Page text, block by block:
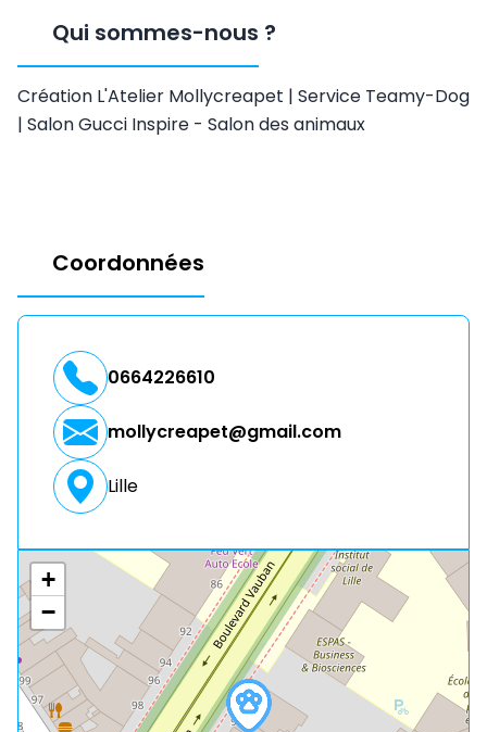
Qui sommes-nous ?
Création L'Atelier Mollycreapet | Service Teamy-Dog
| Salon Gucci Inspire - Salon des animaux
Coordonnées
0664226610
mollycreapet@gmail.com
Lille
+
−